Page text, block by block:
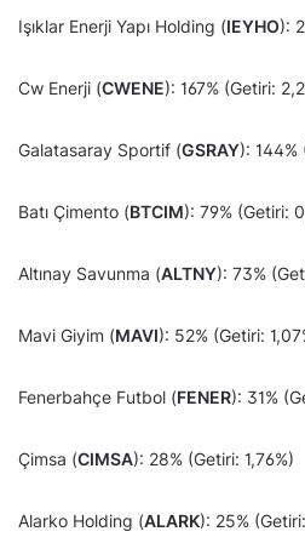
Işıklar Enerji Yapı Holding (IEYHO):
Cw Enerji (CWENE): 167% (Getiri:
Galatasaray Sportif (GSRAY): 144%
Batı Çimento (BTCIM): 79% (Getiri:
Altınay Savunma (ALTNY): 73%
Mavi Giyim (MAVI): 52% (Getiri:
Fenerbahçe Futbol (FENER): 31%
Çimsa (CIMSA): 28% (Getiri: 1,76%)
Alarko Holding (ALARK): 25%